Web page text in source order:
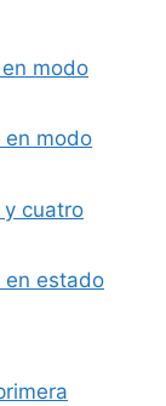
modo
en modo
y cuatro
en estado